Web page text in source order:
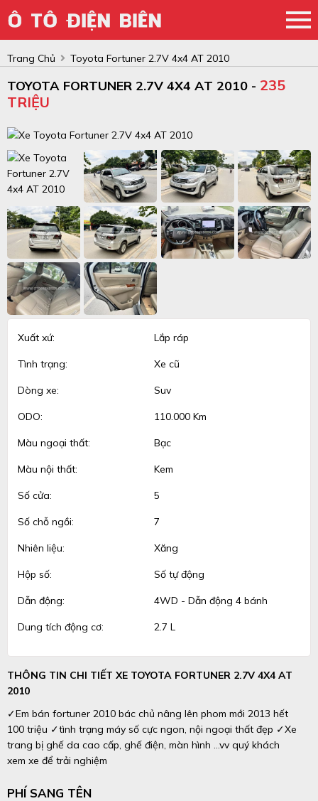
Trang Chủ Toyota Fortuner 2.7V 4x4 AT 2010
TOYOTA FORTUNER 2.7V 4X4 AT 2010 - 235
TRIỆU
Xuất xứ: Lắp ráp
Tình trạng: Xe cũ
Dòng xe: Suv
ODO: 110.000 Km
Màu ngoại thất: Bạc
Màu nội thất: Kem
Số cửa: 5
Số chỗ ngồi: 7
Nhiên liệu: Xăng
Hộp số: Số tự động
Dẫn động: 4WD - Dẫn động 4 bánh
Dung tích động cơ: 2.7 L
THÔNG TIN CHI TIẾT XE TOYOTA FORTUNER 2.7V 4X4 AT
2010
✓Em bán fortuner 2010 bác chủ nâng lên phom mới 2013 hết
100 triệu ✓tình trạng máy số cực ngon, nội ngoại thất đẹp ✓Xe
trang bị ghế da cao cấp, ghế điện, màn hình …vv quý khách
xem xe để trải nghiệm
PHÍ SANG TÊN